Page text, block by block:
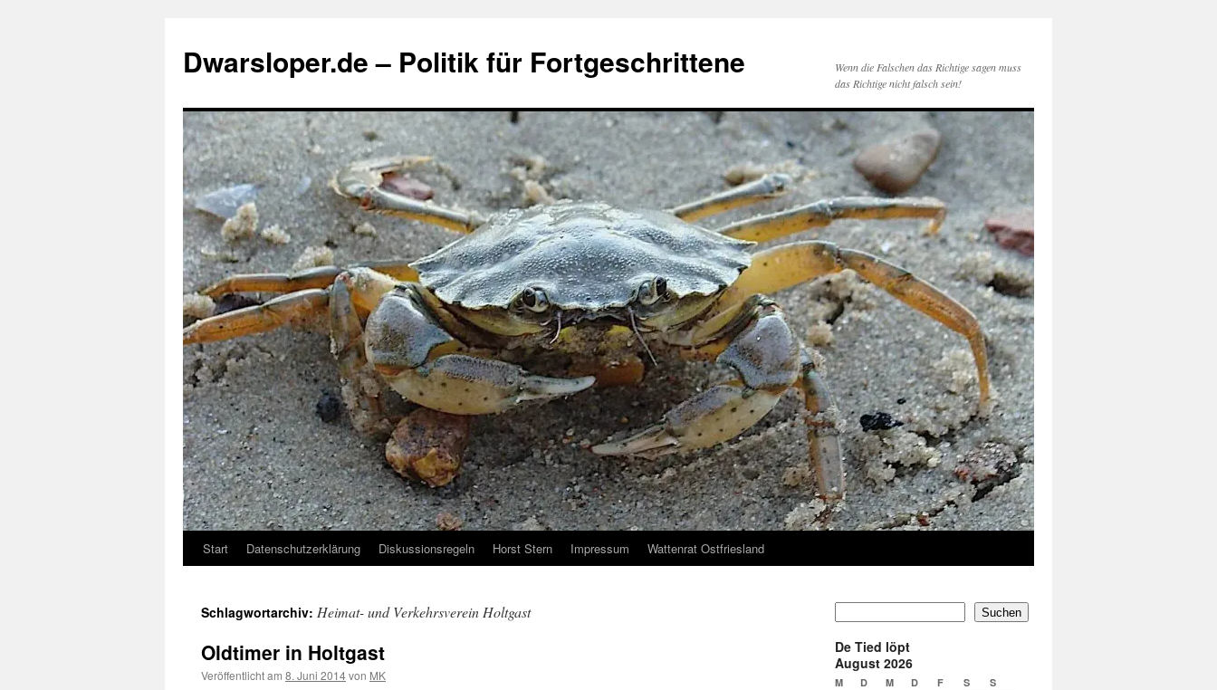
springen
Dwarsloper.de – Politik für Fortgeschrittene
Wenn die Falschen das Richtige sagen muss
das Richtige nicht falsch sein!
Start Datenschutzerklärung Diskussionsregeln Horst Stern Impressum Wattenrat Ostfriesland
Schlagwortarchiv: Heimat- und Verkehrsverein Holtgast
Oldtimer in Holtgast
Veröffentlicht am 8. Juni 2014von MK
Suchen
De Tied löpt
August 2026
M D M D F S S